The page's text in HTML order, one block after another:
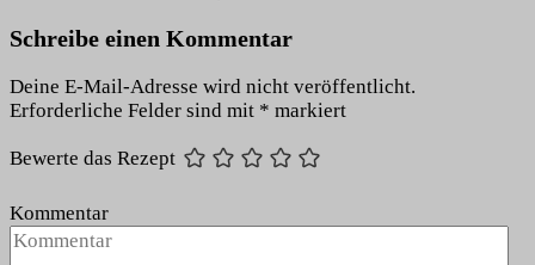
Schreibe einen Kommentar
Deine E-Mail-Adresse wird nicht veröffentlicht.
Erforderliche Felder sind mit * markiert
Bewerte das Rezept
Kommentar